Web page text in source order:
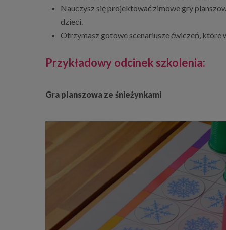
Nauczysz się projektować zimowe gry
dzieci.
Otrzymasz gotowe scenariusze ćwiczeń,
Przykładowy odcinek szkolenia:
Gra planszowa ze śnieżynkami